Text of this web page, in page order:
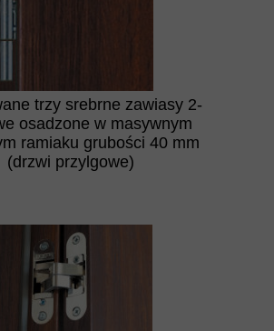
trzy srebrne zawiasy 2-
osadzone w masywnym
ramiaku grubości 40 mm
(drzwi przylgowe)